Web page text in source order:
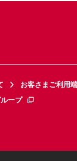
お客さまご利用
ープ